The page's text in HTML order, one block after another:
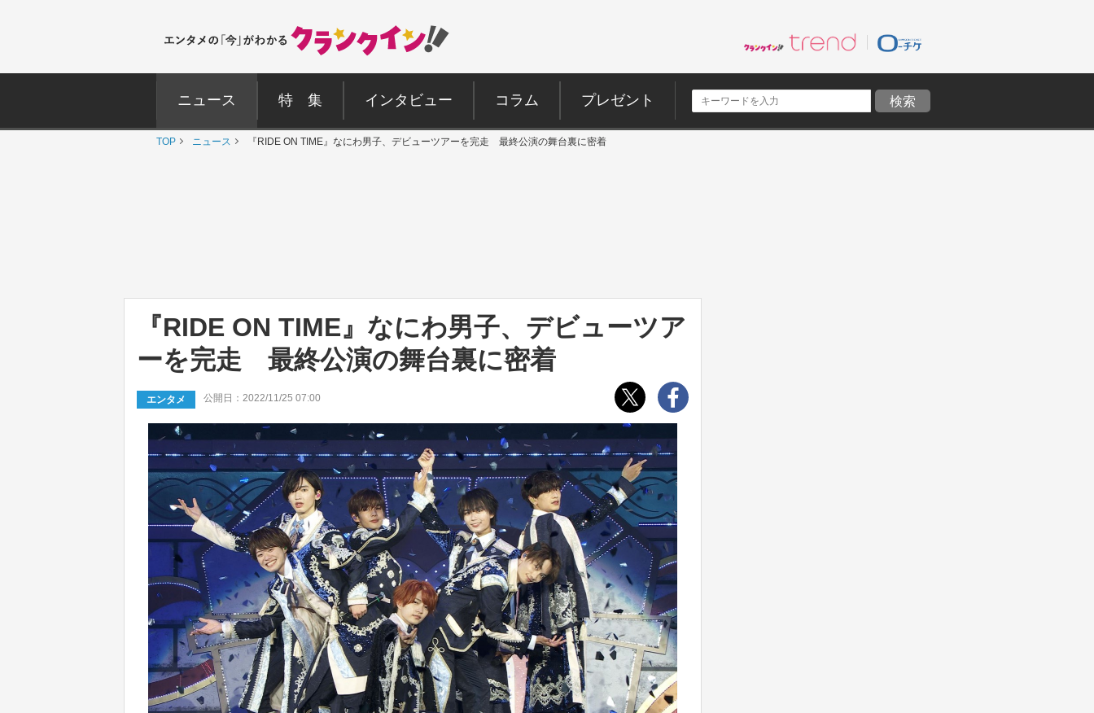
ニュース 特 集 インタビュー コラム プレゼント
TOP ニュース 『RIDE ON TIME』なにわ男子、デビューツアーを完走 最終公演の舞台裏に密着
『RIDE ON TIME』なにわ男子、デビューツア
ーを完走 最終公演の舞台裏に密着
エンタメ 公開日：2022/11/25 07:00